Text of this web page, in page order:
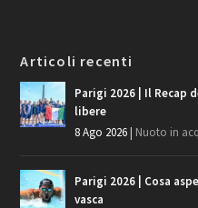
Articoli recenti
Parigi 2026 | Il Recap
libere
8 Ago 2026| Nuoto in
Parigi 2026 | Cosa
vasca